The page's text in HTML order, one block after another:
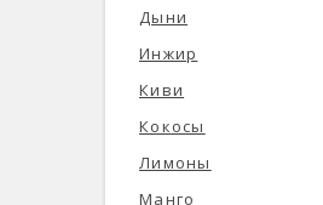
Дыни
Инжир
Киви
Кокосы
Лимоны
Манго